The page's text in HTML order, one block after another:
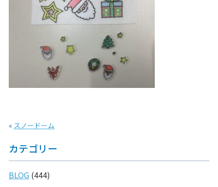
« スノードーム
カテゴリー
BLOG(444)